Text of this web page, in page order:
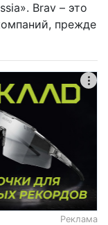
Brav – это
прежде
Реклама